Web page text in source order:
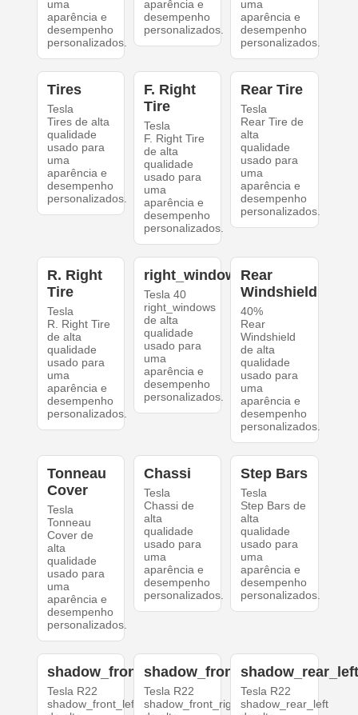
uma
aparência e
desempenho
personalizados.
aparência e
desempenho
personalizados.
uma
aparência e
desempenho
personalizados.
Tires
Tesla
Tires de alta
qualidade
usado para
uma
aparência e
desempenho
personalizados.
F. Right
Tire
Tesla
F. Right Tire
de alta
qualidade
usado para
uma
aparência e
desempenho
personalizados.
Rear Tire
Tesla
Rear Tire de
alta
qualidade
usado para
uma
aparência e
desempenho
personalizados.
R. Right
Tire
Tesla
R. Right Tire
de alta
qualidade
usado para
uma
aparência e
desempenho
personalizados.
right_windows
Tesla 40
right_windows
de alta
qualidade
usado para
uma
aparência e
desempenho
personalizados.
Rear
Windshield
40%
Rear
Windshield
de alta
qualidade
usado para
uma
aparência e
desempenho
personalizados.
Tonneau
Cover
Tesla
Tonneau
Cover de
alta
qualidade
usado para
uma
aparência e
desempenho
personalizados.
Chassi
Tesla
Chassi de
alta
qualidade
usado para
uma
aparência e
desempenho
personalizados.
Step Bars
Tesla
Step Bars de
alta
qualidade
usado para
uma
aparência e
desempenho
personalizados.
shadow_front_left
Tesla R22
shadow_front_left
shadow_front_right
Tesla R22
shadow_front_right
Tesla R22
shadow_rear_left